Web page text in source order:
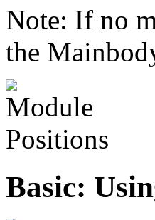
Note: If no
the
Basic: